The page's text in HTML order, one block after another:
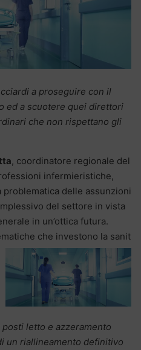
a proseguire con il
ed a scuotere quei direttori
che non rispettano gli
, coordinatore regionale del
infermieristiche,
delle assunzioni
del settore in vista
in un’ottica futura.
che investono la sanit
posti letto e azzeramento
un riallineamento definitivo